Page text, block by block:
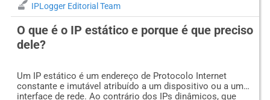
IPLogger Editorial Team
O que é o IP estático e porque é que preciso
dele?
Um IP estático é um endereço de Protocolo Internet
constante e imutável atribuído a um dispositivo ou a uma
interface de rede. Ao contrário dos IPs dinâmicos, que